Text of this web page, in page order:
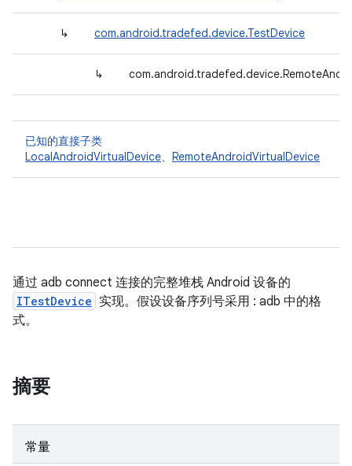
↳ com.android.tradefed.device.TestDevice
↳
已知的直接子类
LocalAndroidVirtualDevice、 RemoteAndroidVirtualDevice
通过 adb connect 连接的完整堆栈 Android 设备的
ITestDevice 实现。假设设备序列号采用 : adb 中的格
式。
摘要
常量